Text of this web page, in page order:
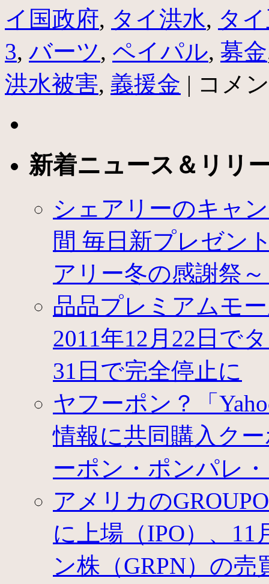
イ国政府, タイ洪水, タ
3, バーツ, ペイパル, 募金
洪水被害, 義援金 |
共
入
「ク
カ
フ
ェ」
が
タ
イ
洪
被
害
義
援
募
集。
王
政
府・
十
字・
ャ
ル
コメ
新着ニュース＆リリ
シェアリーのキャ
間 毎日新プレゼン
アリー冬の感謝祭
品品プレミアムモ
2011年12月22日で
31日で完全停止に
ヤフーポン？「
情報に共同購入ク
ーポン・ポンパレ
アメリカの
に上場（IPO）、
ン株（GRPN）の売